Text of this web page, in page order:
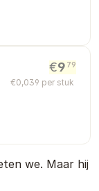
€9 79
€0,039 per stuk
we. Maar hij